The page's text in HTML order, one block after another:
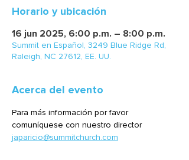
Horario y ubicación
16 jun 2025, 6:00 p.m. – 8:00 p.m.
Summit en Español, 3249 Blue Ridge Rd,
Raleigh, NC 27612, EE. UU.
Acerca del evento
Para más información por favor
comuníquese con nuestro director
japaricio@summitchurch.com